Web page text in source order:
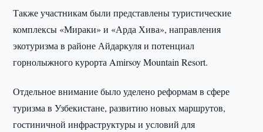
Также участникам были представлены туристические
комплексы «Мираки» и «Арда Хива», направления
экотуризма в районе Айдаркуля и потенциал
горнолыжного курорта Amirsoy Mountain Resort.
Отдельное внимание было уделено реформам в сфере
туризма в Узбекистане, развитию новых маршрутов,
гостиничной инфраструктуры и условий для